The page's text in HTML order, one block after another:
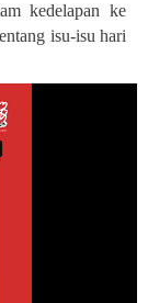
kedelapan ke
isu-isu hari